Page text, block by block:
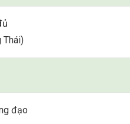
Thái)
đạo